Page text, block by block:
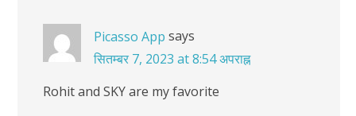
Picasso App says
सितम्बर 7, 2023 at 8:54 अपराह्न
Rohit and SKY are my favorite